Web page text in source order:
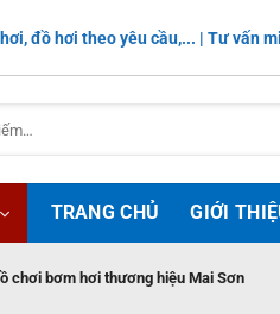
đồ hơi theo yêu cầu,... | Tư vấn
TRANG CHỦ GIỚI
chơi bơm hơi thương hiệu Mai Sơn